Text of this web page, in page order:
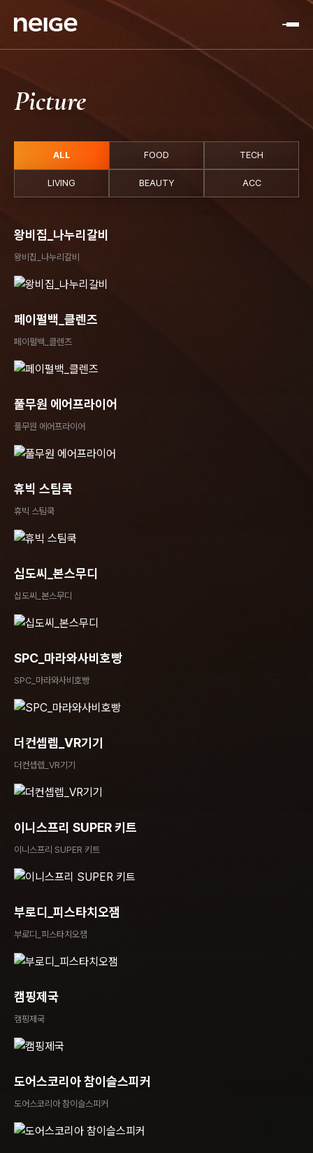
Picture
ALL FOOD TECH
LIVING BEAUTY ACC
왕비집_나누리갈비
왕비집_나누리갈비
페이펄백_클렌즈
페이펄백_클렌즈
풀무원 에어프라이어
풀무원 에어프라이어
휴빅 스팀쿡
휴빅 스팀쿡
십도씨_본스무디
십도씨_본스무디
SPC_마라와사비호빵
SPC_마라와사비호빵
더컨셉렙_VR기기
더컨셉렙_VR기기
이니스프리 SUPER 키트
이니스프리 SUPER 키트
부로디_피스타치오잼
부로디_피스타치오잼
캠핑제국
캠핑제국
도어스코리아 참이슬스피커
도어스코리아 참이슬스피커